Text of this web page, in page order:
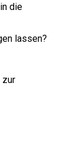
die
lassen?
zur